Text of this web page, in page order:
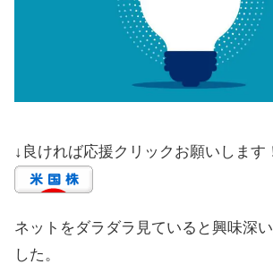
↓良ければ応援クリックお願いします
ネットをダラダラ見ていると興味深
した。